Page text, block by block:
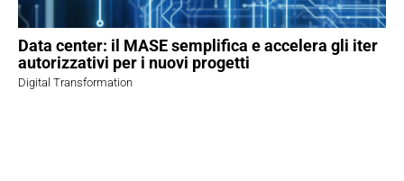
Data center: il MASE semplifica e accelera gli iter
autorizzativi per i nuovi progetti
Digital Transformation